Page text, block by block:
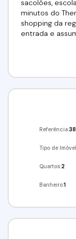
sacolões,
minutos do
shopping da
entrada e
98211-
Referência:
Tipo de
Quartos:2
Banheiro:1